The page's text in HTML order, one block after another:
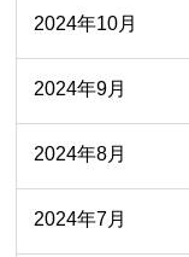
2024年10月
2024年9月
2024年8月
2024年7月